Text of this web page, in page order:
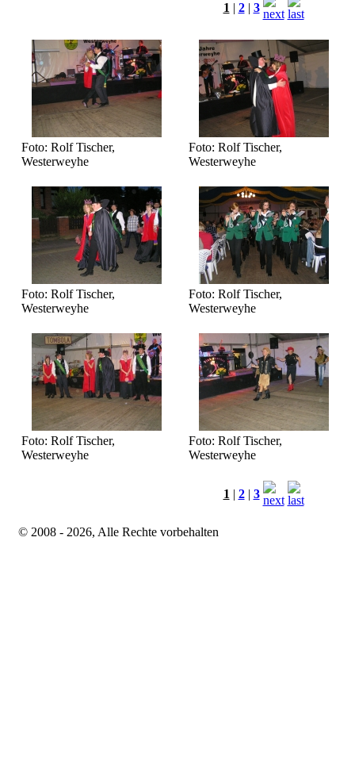
1 | 2| 3
Foto: Rolf Tischer,
Westerweyhe
Foto: Rolf Tischer,
Westerweyhe
Foto: Rolf Tischer,
Westerweyhe
Foto: Rolf Tischer,
Westerweyhe
Foto: Rolf Tischer,
Westerweyhe
Foto: Rolf Tischer,
Westerweyhe
1 | 2| 3
© 2008 - 2026, Alle Rechte vorbehalten